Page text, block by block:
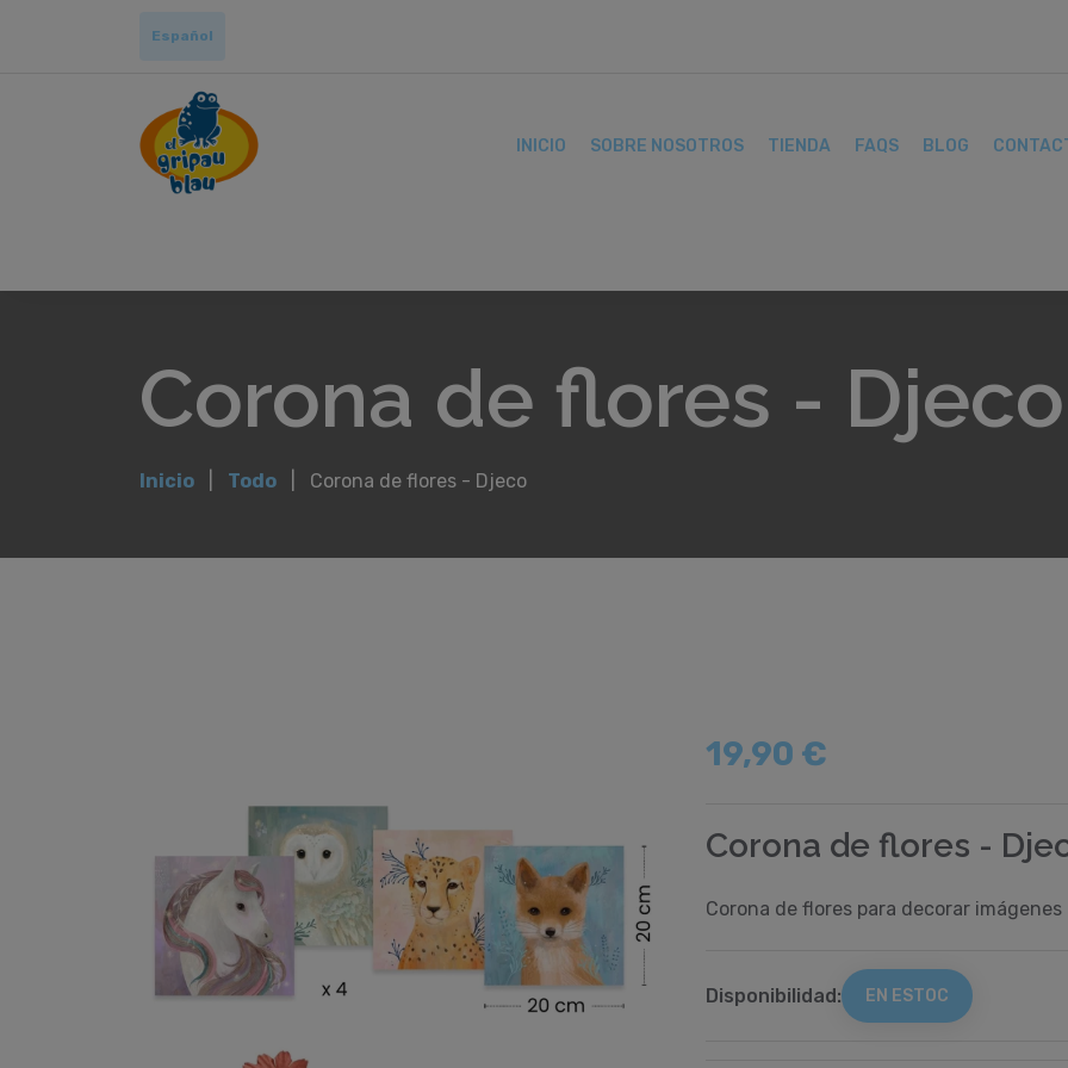
Español
INICIO SOBRE NOSOTROS TIENDA FAQS BLOG
Corona de flores - Djeco
Inicio Todo Corona de flores - Djeco
19,90 €
Corona de flores -
Corona de flores para decorar imágenes
Disponibilidad: EN ESTOC